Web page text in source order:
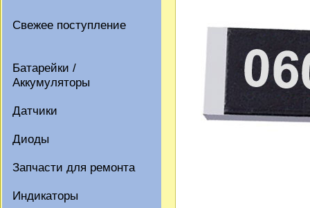
Свежее поступление
Батарейки /
Аккумуляторы
Датчики
Диоды
Запчасти для ремонта
Индикаторы